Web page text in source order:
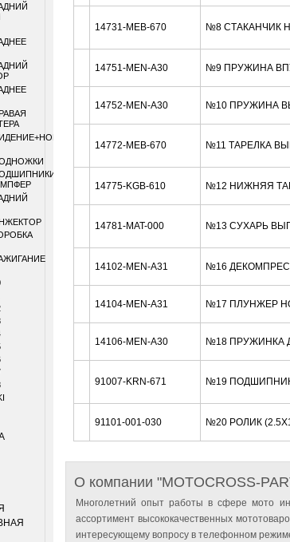
14731-MEB-670 №8 СТАКАНЧИК
14751-MEN-A30 №9 ПРУЖИНА
14752-MEN-A30 №10 ПРУЖИНА
14772-MEB-670 №11 ТАРЕЛКА
14775-KGB-610 №12 НИЖНЯЯ
14781-MAT-000 №13 СУХАРЬ
14102-MEN-A31 №16
14104-MEN-A31 №17 ПЛУНЖЕР
14106-MEN-A30 №18 ПРУЖИНКА
91007-KRN-671 №19 ПОДШИПНИК
91101-001-030 №20 РОЛИК
О компании "MOTOCROSS-
Многолетний опыт работы в сфере мото
ассортимент высококачественных
интересующему вопросу в телефонном